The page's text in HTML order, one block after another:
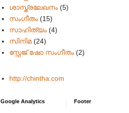
ശാസ്ത്രലേഖനം (5)
സംഗീതം (15)
സാഹിത്യം (4)
സിനിമ (24)
സ്റ്റേജ് ഷോ സംഗീതം (2)
http://chintha.com
Google Analytics Footer